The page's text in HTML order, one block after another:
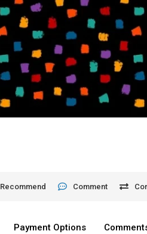
Recommend Comment
Payment Options